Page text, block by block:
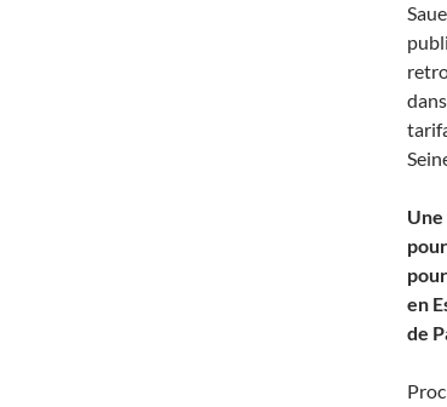
en
de